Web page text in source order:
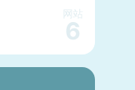
网站
6